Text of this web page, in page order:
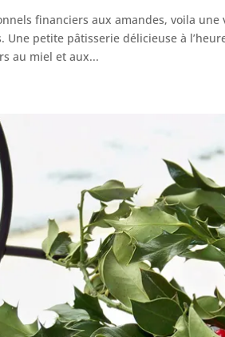
financiers aux amandes, voila
Une petite pâtisserie délicieuse à
au miel et aux...